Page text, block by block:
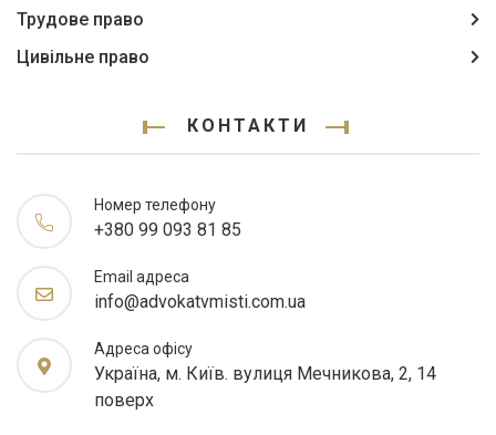
Трудове право
Цивільне право
КОНТАКТИ
Номер телефону
+380 99 093 81 85
Email адреса
info@advokatvmisti.com.ua
Адреса офісу
Україна, м. Київ. вулиця Мечникова, 2, 14
поверх